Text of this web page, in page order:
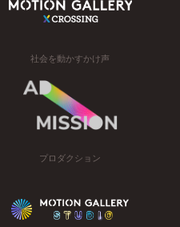
社会を動かすかけ声
プロダクション